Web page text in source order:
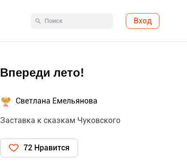
Вход
Впереди лето!
Светлана Емельянова
Заставка к сказкам Чуковского
72 Нравится